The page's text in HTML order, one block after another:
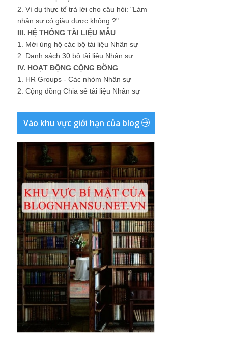
2. Ví dụ thực tế trả lời cho câu hỏi: "Làm
nhân sự có giàu được không ?"
III. HỆ THỐNG TÀI LIỆU MẪU
1. Mời ủng hộ các bộ tài liệu Nhân sự
2. Danh sách 30 bộ tài liệu Nhân sự
IV. HOẠT ĐỘNG CỘNG ĐỒNG
1. HR Groups - Các nhóm Nhân sự
2. Cộng đồng Chia sẻ tài liệu Nhân sự
Vào khu vực giới hạn của blog